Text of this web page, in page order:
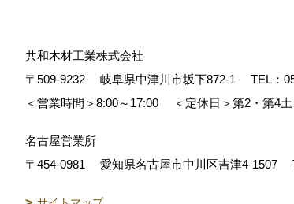
共和木材工業株式会社
〒509-9232
岐阜県中津川市坂下872‐1 TEL：
＜営業時間＞8:00～17:00
＜定休日＞第2・第4
名古屋営業所
〒454-0981
愛知県名古屋市中川区吉津4-1507